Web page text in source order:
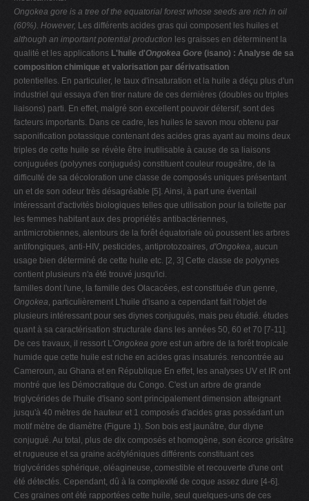
Ongokea gore is a tree of the equatorial forestwhose seeds are rich in oil
(60%). However, Les différents acides gras qui composent les huiles et
although an important potential production les graisses en déterminent la
qualité et les applications L'huile d'Ongokea Gore (isano) : Analyse de sa
composition chimique et valorisation par dérivatisation
potentielles. En particulier, le taux d'insaturation et la huile a déçu plus d'un
industriel qui essaya d'en tirer nature de ces dernières (doubles ou triples
liaisons) parti. En effet, malgré son excellent pouvoir détersif, sont des
facteurs importants. Dans ce cadre, les huiles le savon mou obtenu par
saponification potassique contenant des acides gras ayant au moins deux
triples de cette huile se révèle être inutilisable à cause de sa liaisons
conjuguées (polyynes conjugués) constituent couleur rougeâtre, de la
difficulté de sa décoloration une classe de composés uniques présentant
un et de son odeur très désagréable [5]. Ainsi, à part une éventail
intéressant d'activités biologiques telles que utilisation pour la toilette par
les femmes habitant aux des propriétés antibactériennes,
antimicrobiennes, alentours de la forêt équatoriale où poussent les arbres
antifongiques, anti-HIV, pesticides, antiprotozoaires, d'Ongokea, aucun
usage bien déterminé de cette huile etc. [2, 3] Cette classe de polyynes
contient plusieurs n'a été trouvé jusqu'ici.
familles dont l'une, la famille des Olacacées, est constituée d'un genre,
Ongokea, particulièrement L'huile d'isano a cependant fait l'objet de
plusieurs intéressant pour ses diynes conjugués, mais peu étudié. études
quant à sa caractérisation structurale dans les années 50, 60 et 70 [7-11].
De ces travaux, il ressort L'Ongokea gore est un arbre de la forêt tropicale
humide que cette huile est riche en acides gras insaturés. rencontrée au
Cameroun, au Ghana et en République En effet, les analyses UV et IR ont
montré que les Démocratique du Congo. C'est un arbre de grande
triglycérides de l'huile d'isano sont principalement dimension atteignant
jusqu'à 40 mètres de hauteur et 1 composés d'acides gras possédant un
motif mètre de diamètre (Figure 1). Son bois est jaunâtre, dur diyne
conjugué. Au total, plus de dix composés et homogène, son écorce grisâtre
et rugueuse et sa graine acétyléniques différents constituant ces
triglycérides sphérique, oléagineuse, comestible et recouverte d'une ont
été détectés. Cependant, dû à la complexité de coque assez dure [4-6].
Ces graines ont été rapportées cette huile, seul quelques-uns de ces